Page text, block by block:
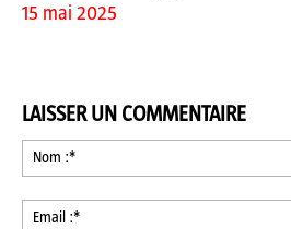
15 mai 2025
LAISSER UN COMMENTAIRE